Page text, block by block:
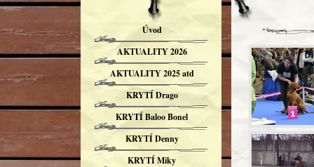
Úvod
AKTUALITY 2026
AKTUALITY 2025 atd
KRYTÍ Drago
KRYTÍ Baloo Bonel
KRYTÍ Denny
KRYTÍ Miky